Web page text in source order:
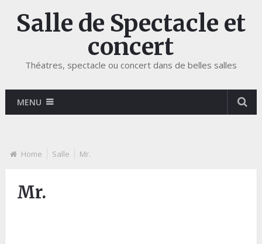
Salle de Spectacle et
concert
Théatres, spectacle ou concert dans de belles salles
MENU
Home Salle Mr.
Mr.